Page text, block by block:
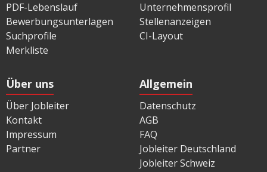
PDF-Lebenslauf
Bewerbungsunterlagen
Suchprofile
Merkliste
Unternehmensprofil
Stellenanzeigen
CI-Layout
Über uns
Über Jobleiter
Kontakt
Impressum
Partner
Allgemein
Datenschutz
AGB
FAQ
Jobleiter Deutschland
Jobleiter Schweiz